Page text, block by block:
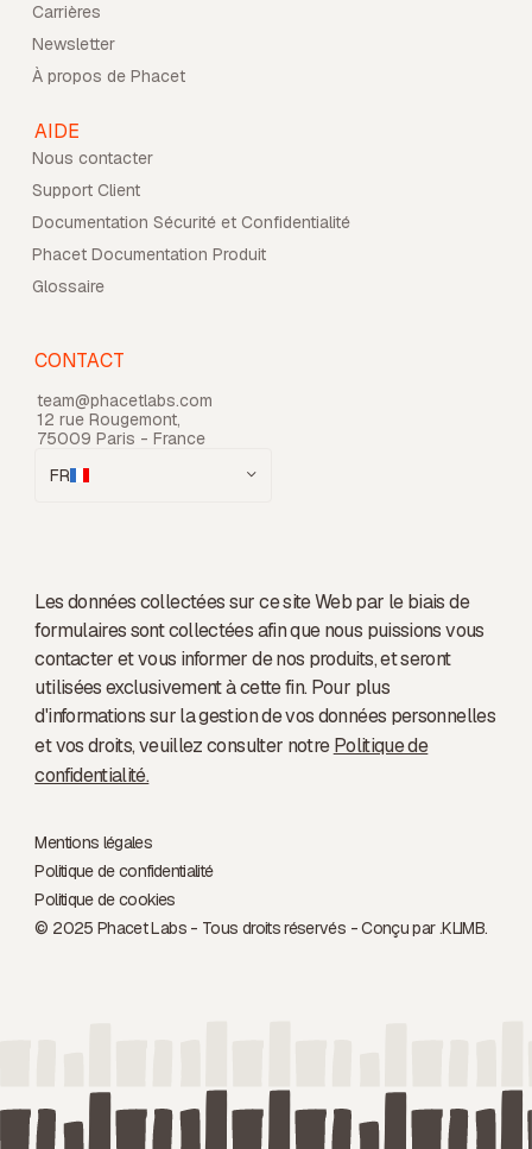
Carrières
Newsletter
À propos de Phacet
AIDE
Nous contacter
Support Client
Documentation Sécurité et Confidentialité
Phacet Documentation Produit
Glossaire
CONTACT
team@phacetlabs.com
12 rue Rougemont,
75009 Paris - France
FR
Les données collectées sur ce site Web par le biais de
formulaires sont collectées afin que nous puissions vous
contacter et vous informer de nos produits, et seront
utilisées exclusivement à cette fin. Pour plus
d'informations sur la gestion de vos données personnelles
et vos droits, veuillez consulter notrePolitique de
confidentialité.
© 2025 Phacet Labs - Tous droits réservés - Conçu par .KLIMB.
Mentions légales
Politique de confidentialité
Politique de cookies